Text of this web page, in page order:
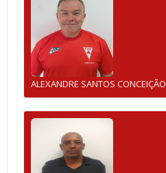
ALEXANDRE SANTOS CONCEIÇÃO